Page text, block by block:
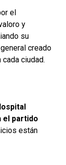
el
y
su
creado
ciudad.
el partido
están